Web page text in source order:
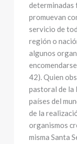
determinadas
promuevan
servicio de
región o
algunos
42). Quien
pastoral de la
países del
de la
organismos
misma Santa